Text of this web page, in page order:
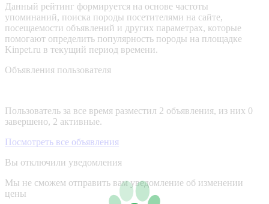
Данный рейтинг формируется на основе частоты
упоминаний, поиска породы посетителями на сайте,
посещаемости объявлений и других параметрах, которые
помогают определить популярность породы на площадке
Kinpet.ru в текущий период времени.
Объявления пользователя
Пользователь за все время разместил 2 объявления, из них 0
завершено, 2 активные.
Посмотреть все объявления
Вы отключили уведомления
Мы не сможем отправить вам уведомление об изменении
цены